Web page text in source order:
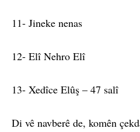
11- Jineke nenas
12- Elî Nehro Elî
13- Xedîce Elûş – 47 salî
Di vê navberê de, komên